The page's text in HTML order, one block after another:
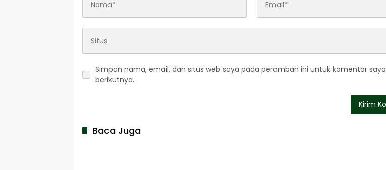
Simpan nama, email, dan situs web saya pada peramban ini untuk komentar saya
berikutnya.
Baca Juga